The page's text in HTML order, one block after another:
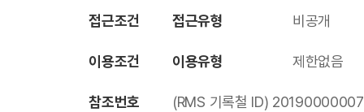
접근조건 접근유형 비공개
이용조건 이용유형 제한없음
참조번호 (RMS 기록철 ID)